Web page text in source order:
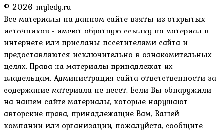
© 2026 myledy.ru
Все материалы на данном сайте взяты из открытых
источников - имеют обратную ссылку на материал в
интернете или присланы посетителями сайта и
предоставляются исключительно в ознакомительных
целях. Права на материалы принадлежат их
владельцам. Администрация сайта ответственности за
содержание материала не несет. Если Вы обнаружили
на нашем сайте материалы, которые нарушают
авторские права, принадлежащие Вам, Вашей
компании или организации, пожалуйста, сообщите